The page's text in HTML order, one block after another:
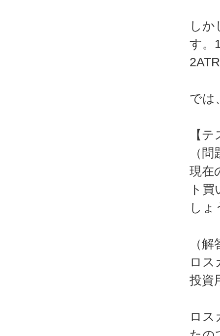
し
す。
では
【
（
現在
ト
し
（
ロス
投資
ロス